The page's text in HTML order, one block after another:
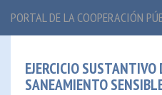
PORTAL DE LA COOPERACIÓN
EJERCICIO SUSTANTIVO
SANEAMIENTO